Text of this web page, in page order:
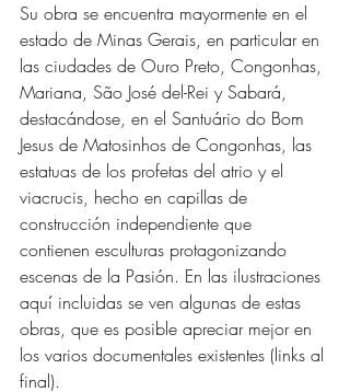
Su obra se encuentra mayormente en el
estado de Minas Gerais, en particular en
las ciudades de Ouro Preto, Congonhas,
Mariana, São José del-Rei y Sabará,
destacándose, en el Santuário do Bom
Jesus de Matosinhos de Congonhas, las
estatuas de los profetas del atrio y el
viacrucis, hecho en capillas de
construcción independiente que
contienen esculturas protagonizando
escenas de la Pasión. En las ilustraciones
aquí incluidas se ven algunas de estas
obras, que es posible apreciar mejor en
los varios documentales existentes (links al
final).